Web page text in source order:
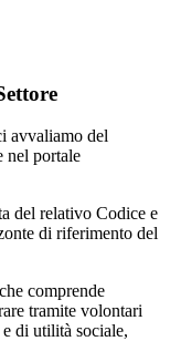
avvaliamo del
nel portale
del relativo Codice e
di riferimento del
comprende
tramite volontari
di utilità sociale,